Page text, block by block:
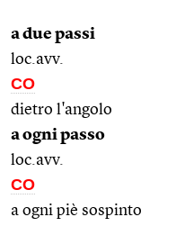
a due passi
loc.avv.
CO
dietro l'angolo
a ogni passo
loc.avv.
CO
a ogni piè sospinto